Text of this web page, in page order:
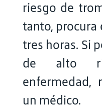
riesgo de
tanto, procura
tres horas. Si
de alto
enfermedad,
un médico.